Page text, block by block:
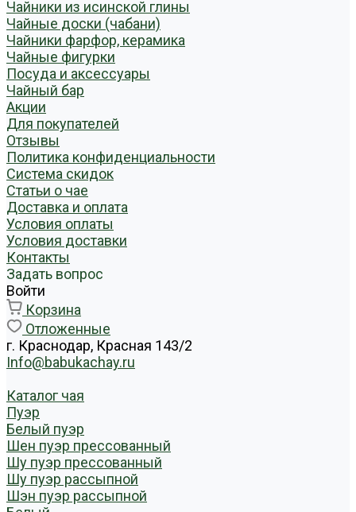
Чайники из исинской глины
Чайные доски (чабани)
Чайники фарфор, керамика
Чайные фигурки
Посуда и аксессуары
Чайный бар
Акции
Для покупателей
Отзывы
Политика конфиденциальности
Система скидок
Статьи о чае
Доставка и оплата
Условия оплаты
Условия доставки
Контакты
Задать вопрос
Войти
Корзина
Отложенные
г. Краснодар, Красная 143/2
Info@babukachay.ru
Каталог чая
Пуэр
Белый пуэр
Шен пуэр прессованный
Шу пуэр прессованный
Шу пуэр рассыпной
Шэн пуэр рассыпной